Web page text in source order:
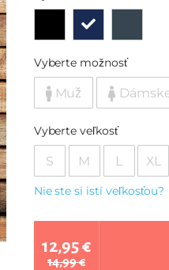
Vyberte možnosť
Muž
Vyberte veľkosť
S M L XL
Nie ste si istí veľkosťou?
12,95 €
14,99 €